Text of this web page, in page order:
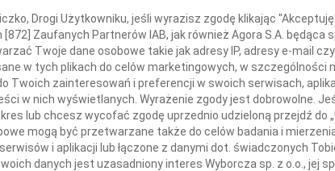
Nowakowska
Z głębokim żalem zawiadamiamy,
Drogi Użytkowniku, jeśli wyrazisz zgodę klikając
[872] Zaufanych Partnerów IAB, jak również Agora S.A. będąca
Twoje dane osobowe takie jak adresy IP, adresy e-mail
w tych plikach do celów marketingowych, w szczególności
Twoich zainteresowań i preferencji w swoich serwisach,
w nich wyświetlanych. Wyrażenie zgody jest dobrowolne.
lub chcesz wycofać zgodę uprzednio udzieloną przejdź do
mogą być przetwarzane także do celów badania i
i aplikacji lub łączone z danymi dot. świadczonych
danych jest uzasadniony interes Wyborcza sp. z o.o., jej